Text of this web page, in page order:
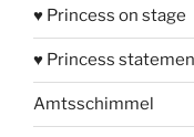
♥ Princess on stage
♥ Princess
Amtsschimmel